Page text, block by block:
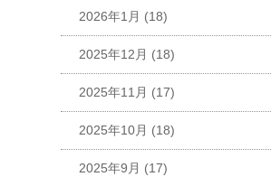
2026年1月 (18)
2025年12月 (18)
2025年11月 (17)
2025年10月 (18)
2025年9月 (17)